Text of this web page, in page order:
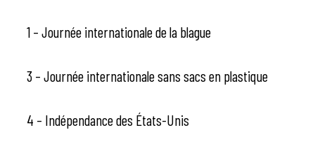
1 – Journée internationale de la blague
3 – Journée internationale sans sacs en plastique
4 – Indépendance des États-Unis